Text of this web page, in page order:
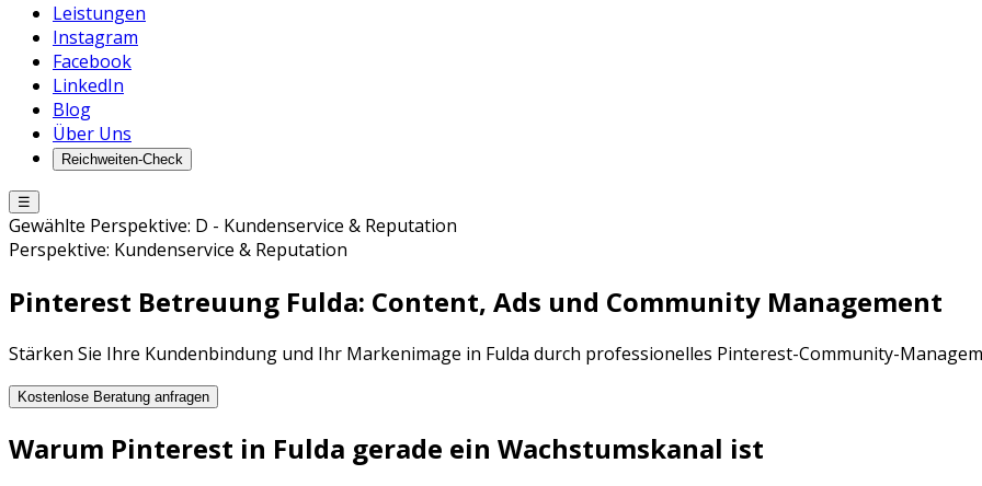
Leistungen
Instagram
Facebook
LinkedIn
Blog
Über Uns
Reichweiten-Check
☰
Gewählte Perspektive: D - Kundenservice & Reputation
Perspektive: Kundenservice & Reputation
Pinterest Betreuung Fulda: Content, Ads und Community Management
Stärken Sie Ihre Kundenbindung und Ihr Markenimage in Fulda durch professionelles Pinterest-Community-
Kostenlose Beratung anfragen
Warum Pinterest in Fulda gerade ein Wachstumskanal ist